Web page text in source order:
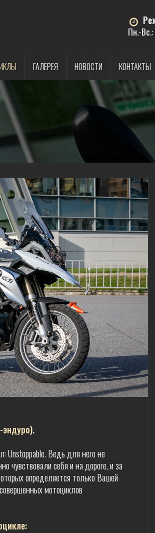
Пн.-
ГАЛЕРЕЯ НОВОСТИ КОНТАКТЫ
эндуро).
Unstoppable. Ведь для него не
чувствовали себя и на дороге, и за
определяется только Вашей
мотоциклов